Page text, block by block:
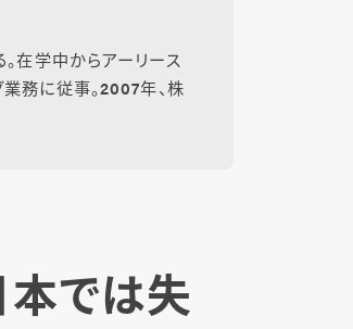
在学中からアーリース
務に従事。2007年、株
本では失